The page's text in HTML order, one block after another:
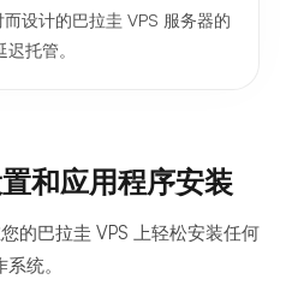
设计的巴拉圭 VPS 服务器的
迟托管。
和应用程序安装
的巴拉圭 VPS 上轻松安装任何
统。